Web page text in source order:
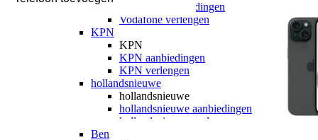
Vodafone aanbiedingen
Vodafone verlengen
KPN
KPN
KPN aanbiedingen
KPN verlengen
hollandsnieuwe
hollandsnieuwe
hollandsnieuwe aanbiedingen
hollandsnieuwe verlengen
Ben